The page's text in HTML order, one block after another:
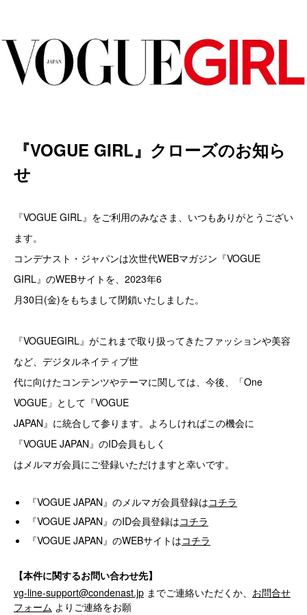
『VOGUE GIRL』クローズのお知ら
せ
『VOGUE GIRL』をご利用のみなさま、いつもありがとうござい
ます。
コンデナスト・ジャパンは次世代WEBマガジン『VOGUE
GIRL』のWEBサイトを、2023年6
月30日(金)をもちまして閉鎖いたしました。
『VOGUEGIRL』がこれまで取り扱ってきたファッションや美容
など、デジタルネイティブ世
代に向けたコンテンツやテーマに関しては、今後、「One
VOGUE」として『VOGUE
JAPAN』に統合して参ります。よろしければこの機会に
『VOGUE JAPAN』のID会員もしく
はメルマガ会員にご登録いただけますと幸いです。
『VOGUE JAPAN』のメルマガ会員登録はコチラ
『VOGUE JAPAN』のID会員登録はコチラ
『VOGUE JAPAN』のWEBサイトはコチラ
【本件に関するお問い合わせ先】
vg-line-support@condenast.jp までご連絡いただくか、 お問合せ
フォーム よりご連絡をお願